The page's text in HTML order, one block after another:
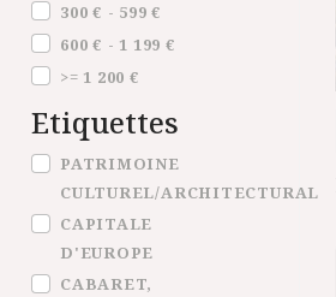
300 € - 599 €
600 € - 1 199 €
>= 1 200 €
Etiquettes
Etiquettes
PATRIMOINE
CULTUREL/ARCHITECTURAL
CAPITALE
D'EUROPE
CABARET,